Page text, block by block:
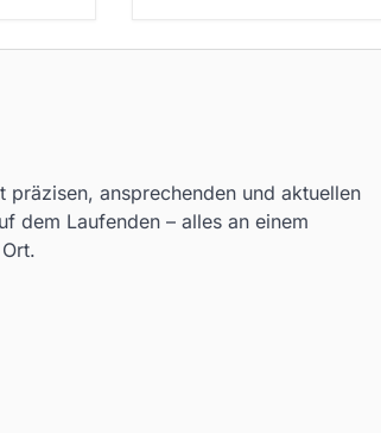
präzisen, ansprechenden und aktuellen
dem Laufenden – alles an einem